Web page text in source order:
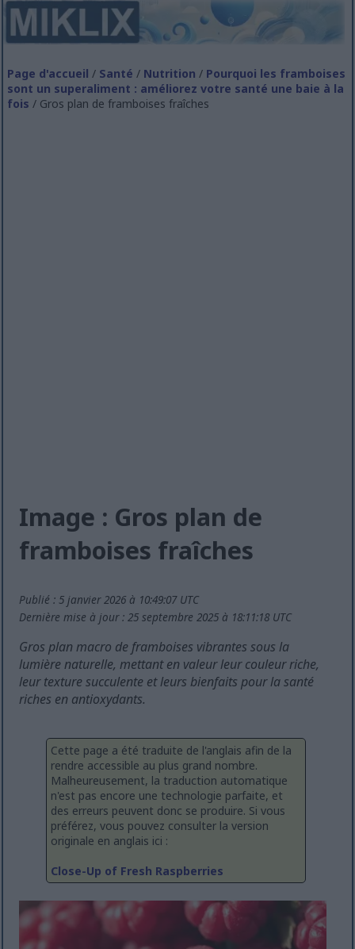
Page d'accueil / Santé / Nutrition / Pourquoi les framboises
sont un superaliment : améliorez votre santé une baie à la
fois / Gros plan de framboises fraîches
Image : Gros plan de
framboises fraîches
Publié : 5 janvier 2026 à 10:49:07 UTC
Dernière mise à jour : 25 septembre 2025 à 18:11:18 UTC
Gros plan macro de framboises vibrantes sous la
lumière naturelle, mettant en valeur leur couleur riche,
leur texture succulente et leurs bienfaits pour la santé
riches en antioxydants.
Cette page a été traduite de l'anglais afin de la
rendre accessible au plus grand nombre.
Malheureusement, la traduction automatique
n'est pas encore une technologie parfaite, et
des erreurs peuvent donc se produire. Si vous
préférez, vous pouvez consulter la version
originale en anglais ici :
Close-Up of Fresh Raspberries